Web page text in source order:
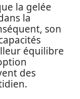
la gelée
la
son
équilibre
des